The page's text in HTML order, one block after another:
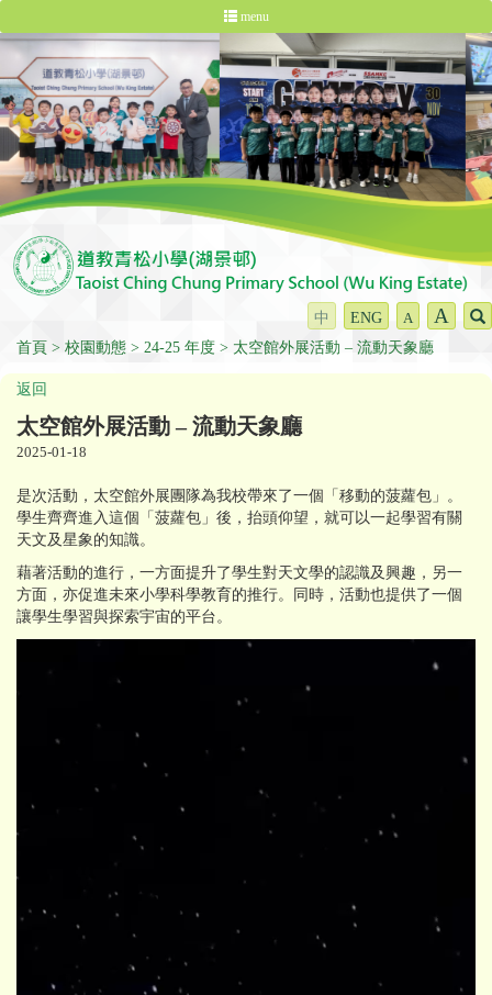
menu
中 ENG A A
首頁 校園動態 24-25 年度 太空館外展活動 – 流動天象廳
返回
太空館外展活動 – 流動天象廳
2025-01-18
是次活動，太空館外展團隊為我校帶來了一個「移動的菠蘿包」。
學生齊齊進入這個「菠蘿包」後，抬頭仰望，就可以一起學習有關
天文及星象的知識。
藉著活動的進行，一方面提升了學生對天文學的認識及興趣，另一
方面，亦促進未來小學科學教育的推行。同時，活動也提供了一個
讓學生學習與探索宇宙的平台。